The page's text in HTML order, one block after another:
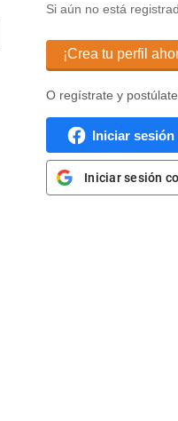
Si aún no está
¡Crea tu perfil
O regístrate y
Iniciar
Iniciar sesión